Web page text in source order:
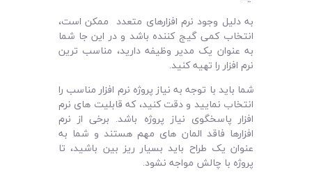
به دلیل وجود نرم افزارهای متعدد ممکن است،
انتخاب کمی گیج کننده باشد و در این جا شما
به عنوان یک مدیر وظیفه دارید، مناسب ترین
نرم افزار را تهیه کنید.
شما باید با توجه به نیاز پروژه نرم افزار مناسب را
انتخاب نمایید و دقت کنید، که قابلیت های نرم
افزار پاسخگوی نیاز پروژه باشد. برخی از نرم
افزارها فاقد المان های مهم هستند و شما به
عنوان یک طراح باید بسیار ریز بین باشید، تا
پروژه با چالش مواجه نشود.